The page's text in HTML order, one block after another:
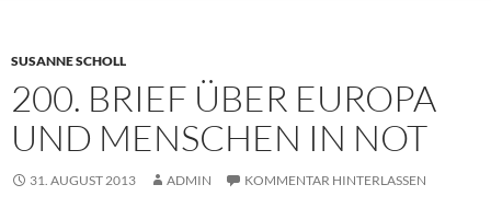
SUSANNE SCHOLL
200. BRIEF ÜBER EUROPA
UND MENSCHEN IN NOT
31. AUGUST 2013 ADMIN KOMMENTAR HINTERLASSEN